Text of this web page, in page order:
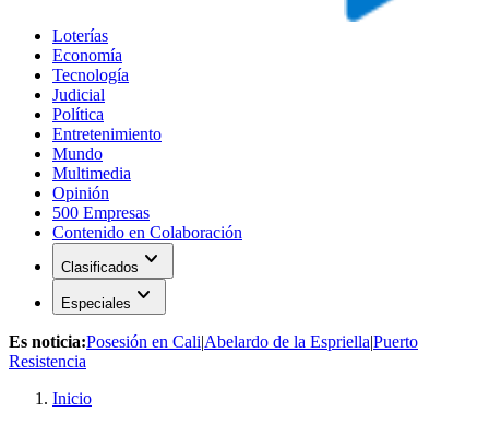
Loterías
Economía
Tecnología
Judicial
Política
Entretenimiento
Mundo
Multimedia
Opinión
500 Empresas
Contenido en Colaboración
Clasificados expand_more
Especiales expand_more
Es noticia:Posesión en Cali|Abelardo de la Espriella|Puerto
Resistencia
Inicio